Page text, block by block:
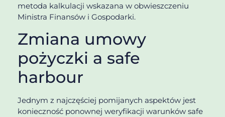
metoda kalkulacji wskazana w obwieszczeniu
Ministra Finansów i Gospodarki.
Zmiana umowy
pożyczki a safe
harbour
Jednym z najczęściej pomijanych aspektów jest
konieczność ponownej weryfikacji warunków safe